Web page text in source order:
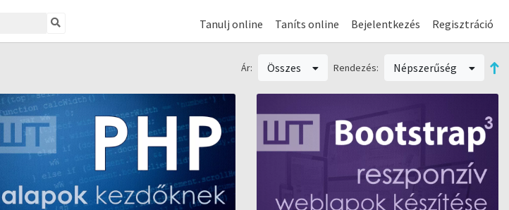
Tanulj online Taníts online Bejelentkezés Regisztráció
Ár: Összes Rendezés: Népszerűség